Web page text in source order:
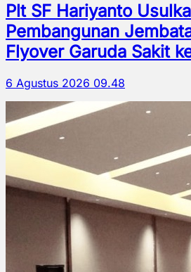
Plt SF Hariyanto
Pembangunan
Flyover Garuda Sakit
6 Agustus 2026 09.48